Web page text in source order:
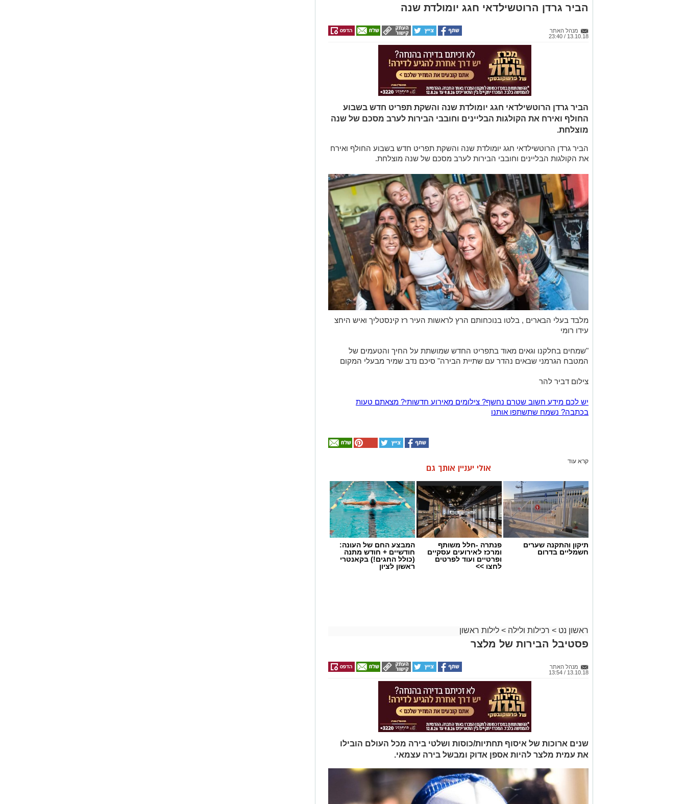
הביר גרדן הרוטשילדאי חגג יומולדת שנה
מנהל האתר
13.10.18 / 23:40
הביר גרדן הרוטשילדאי חגג יומולדת שנה והשקת תפריט חדש בשבוע
החולף ואירח את הקולגות הבליינים וחובבי הבירות לערב מסכם של שנה
מוצלחת.
הביר גרדן הרוטשילדאי חגג יומולדת שנה והשקת תפריט חדש בשבוע החולף ואירח
את הקולגות הבליינים וחובבי הבירות לערב מסכם של שנה מוצלחת.
מלבד בעלי הבארים , בלטו בנוכחותם הרץ לראשות העיר רז קינסטליך ואיש היחצ
עידו רומי
"שמחים בחלקנו וגאים מאוד בתפריט החדש שמושתת על החיך והטעמים של
המטבח הגרמני שבאים נהדר עם שתיית הבירה" סיכם נדב שמיר מבעלי המקום
צילום דביר להר
יש לכם מידע חשוב שטרם נחשף? צילומים מאירוע חדשותי? מצאתם טעות
בכתבה? נשמח שתשתפו אותנו
קרא עוד
אולי יעניין אותך גם
תיקון והתקנה שערים
חשמליים בדרום
פנתרה -חלל משותף
ומרכז לאירועים עסקיים
ופרטיים ועוד לפרטים
לחצו >>
המבצע החם של העונה:
חודשיים + חודש מתנה
(כולל החגים!) בקאנטרי
ראשון לציון
ראשון נט > רכילות ולילה > לילות ראשון
פסטיבל הבירות של מלצר
מנהל האתר
13.10.18 / 13:54
שנים ארוכות של איסוף תחתיות/כוסות ושלטי בירה מכל העולם הובילו
את עמית מלצר להיות אספן אדוק ומבשל בירה עצמאי.